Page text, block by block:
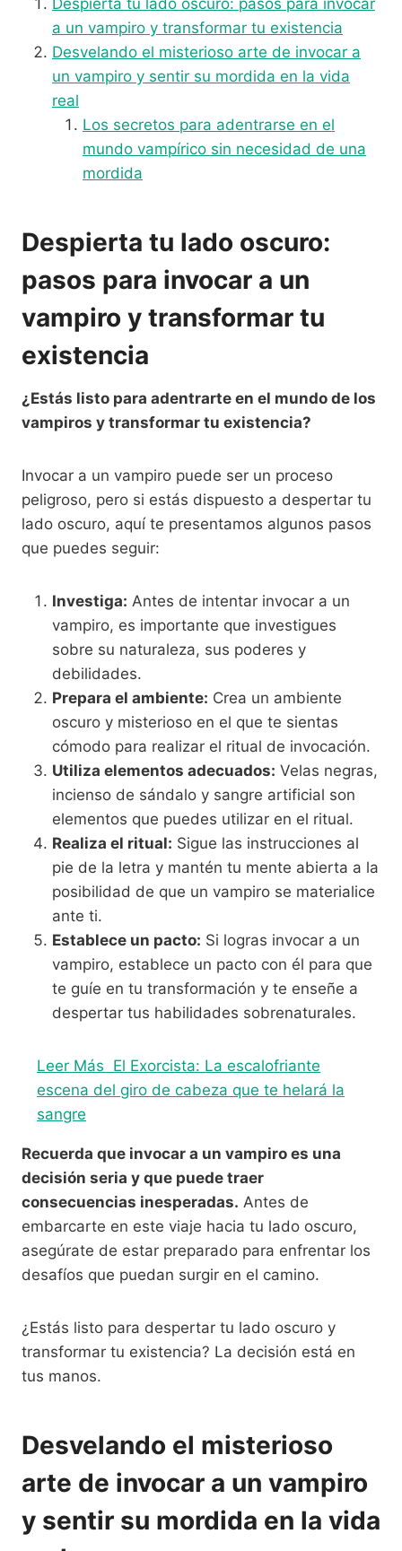
a un vampiro y transformar tu existencia
Desvelando el misterioso arte de invocar a
un vampiro y sentir su mordida en la vida
real
Los secretos para adentrarse en el
mundo vampírico sin necesidad de una
mordida
Despierta tu lado oscuro:
pasos para invocar a un
vampiro y transformar tu
existencia
¿Estás listo para adentrarte en el mundo de los
vampiros y transformar tu existencia?
Invocar a un vampiro puede ser un proceso
peligroso, pero si estás dispuesto a despertar tu
lado oscuro, aquí te presentamos algunos pasos
que puedes seguir:
Investiga: Antes de intentar invocar a un
vampiro, es importante que investigues
sobre su naturaleza, sus poderes y
debilidades.
Prepara el ambiente: Crea un ambiente
oscuro y misterioso en el que te sientas
cómodo para realizar el ritual de invocación.
Utiliza elementos adecuados: Velas negras,
incienso de sándalo y sangre artificial son
elementos que puedes utilizar en el ritual.
Realiza el ritual: Sigue las instrucciones al
pie de la letra y mantén tu mente abierta a la
posibilidad de que un vampiro se materialice
ante ti.
Establece un pacto: Si logras invocar a un
vampiro, establece un pacto con él para que
te guíe en tu transformación y te enseñe a
despertar tus habilidades sobrenaturales.
Leer Más El Exorcista: La escalofriante
escena del giro de cabeza que te helará la
sangre
Recuerda que invocar a un vampiro es una
decisión seria y que puede traer
consecuencias inesperadas. Antes de
embarcarte en este viaje hacia tu lado oscuro,
asegúrate de estar preparado para enfrentar los
desafíos que puedan surgir en el camino.
¿Estás listo para despertar tu lado oscuro y
transformar tu existencia? La decisión está en
tus manos.
Desvelando el misterioso
arte de invocar a un vampiro
y sentir su mordida en la vida